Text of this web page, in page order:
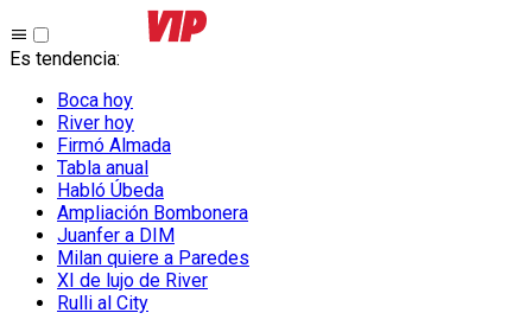
Es tendencia:
Boca hoy
River hoy
Firmó Almada
Tabla anual
Habló Úbeda
Ampliación Bombonera
Juanfer a DIM
Milan quiere a Paredes
XI de lujo de River
Rulli al City